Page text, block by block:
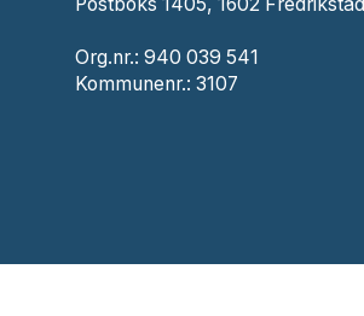
Org.nr.: 940 039 541
Kommunenr.: 3107